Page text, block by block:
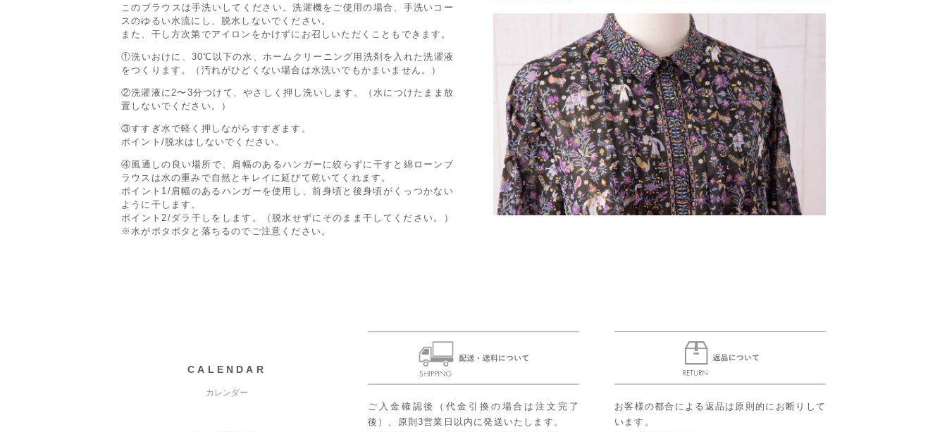
このブラウスは手洗いしてください。洗濯機をご使用の場合、手洗いコー
スのゆるい水流にし、脱水しないでください。
また、干し方次第でアイロンをかけずにお召しいただくこともできます。
①洗いおけに、30℃以下の水、ホームクリーニング用洗剤を入れた洗濯液
をつくります。（汚れがひどくない場合は水洗いでもかまいません。）
②洗濯液に2〜3分つけて、やさしく押し洗いします。（水につけたまま放
置しないでください。）
③すすぎ水で軽く押しながらすすぎます。
ポイント/脱水はしないでください。
④風通しの良い場所で、肩幅のあるハンガーに絞らずに干すと綿ローンブ
ラウスは水の重みで自然とキレイに延びて乾いてくれます。
ポイント1/肩幅のあるハンガーを使用し、前身頃と後身頃がくっつかない
ように干します。
ポイント2/ダラ干しをします。（脱水せずにそのまま干してください。）
※水がポタポタと落ちるのでご注意ください。
CALENDAR
カレンダー
ご入金確認後（代金引換の場合は注文完了
後）、原則3営業日以内に発送いたします。
お客様の都合による返品は原則的にお断りして
います。